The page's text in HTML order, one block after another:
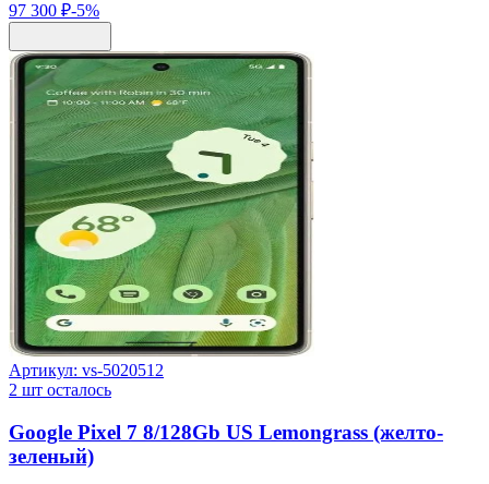
97 300 ₽-5%
Артикул: vs-5020512
2 шт осталось
Google Pixel 7 8/128Gb US Lemongrass (желто-
зеленый)